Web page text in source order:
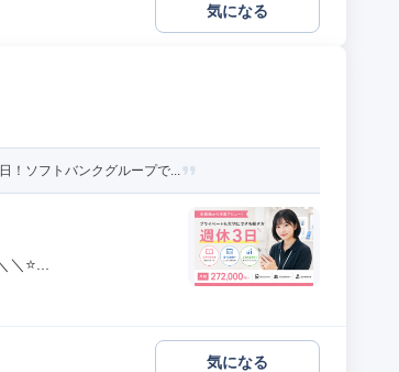
気になる
！ソフトバンクグループで...
⭐...
気になる